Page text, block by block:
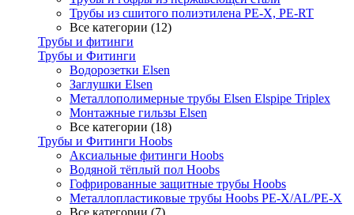
Трубы из сшитого полиэтилена PE-X, PE-RT
Все категории (12)
Трубы и фитинги
Трубы и Фитинги
Водорозетки Elsen
Заглушки Elsen
Металлополимерные трубы Elsen Elspipe Triplex
Монтажные гильзы Elsen
Все категории (18)
Трубы и Фитинги Hoobs
Аксиальные фитинги Hoobs
Водяной тёплый пол Hoobs
Гофрированные защитные трубы Hoobs
Металлопластиковые трубы Hoobs PE-X/AL/PE-X
Все категории (7)